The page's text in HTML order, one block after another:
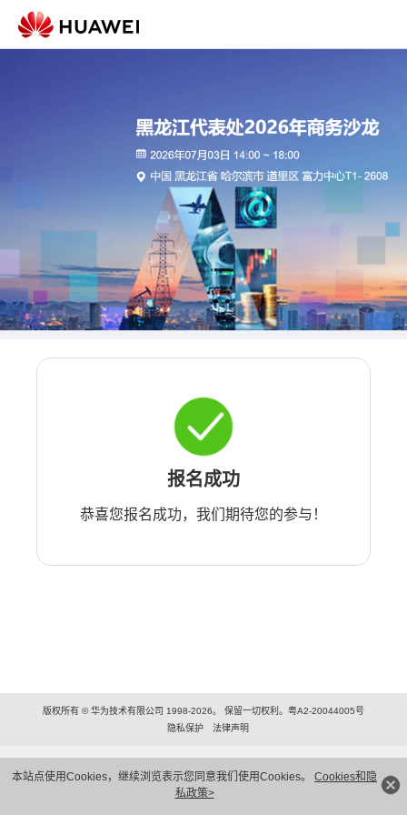
本站点使用Cookies，继续浏览表示您同意我们使用Cookies。 Cookies和隐
私政策>
报名成功
恭喜您报名成功，我们期待您的参与！
版权所有 © 华为技术有限公司 1998-2026。 保留一切权利。粤A2-20044005号
隐私保护
法律声明